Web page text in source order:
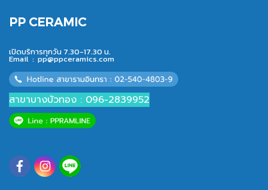
PP CERAMIC
เปิดบริการทุกวัน 7.30-17.30 น.
Email : pp@ppceramics.com
สาขาบางบัวทอง : 096-2839952